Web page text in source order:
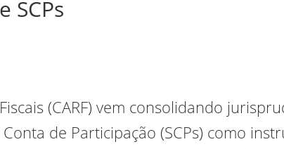
SCPs
(CARF) vem consolidando
de Participação (SCPs) como